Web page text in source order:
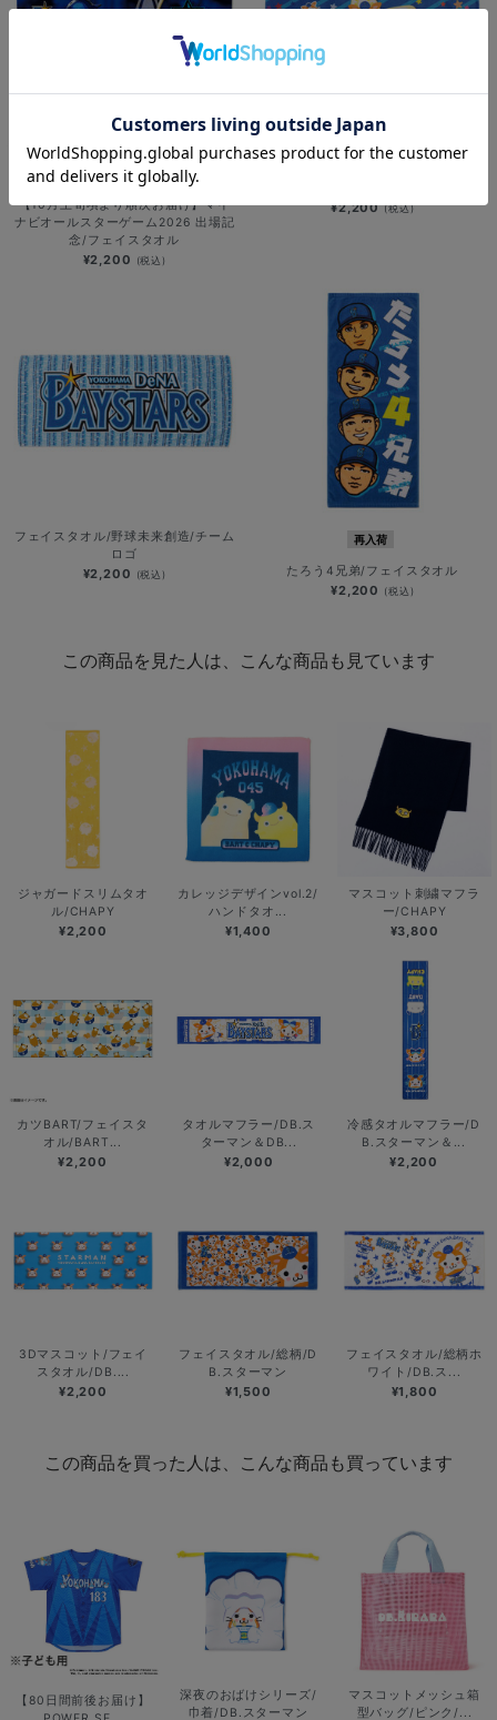
NEW
【10月上旬頃より順次お届け】マイ
ナビオールスターゲーム2026 出場記
念/フェイスタオル
¥2,200 (税込)
¥2,200(税込)
フェイスタオル/野球未来創造/チーム
ロゴ
¥2,200 (税込)
再入荷
たろう4兄弟/フェイスタオル
¥2,200 (税込)
この商品を見た人は、こんな商品も見ています
ジャガードスリムタオ
ル/CHAPY
¥2,200
カレッジデザインvol.2/
ハンドタオ...
¥1,400
マスコット刺繍マフラ
ー/CHAPY
¥3,800
カツBART/フェイスタ
オル/BART...
¥2,200
タオルマフラー/DB.ス
ターマン＆DB...
¥2,000
冷感タオルマフラー/D
B.スターマン＆...
¥2,200
3Dマスコット/フェイ
スタオル/DB....
¥2,200
フェイスタオル/総柄/D
B.スターマン
¥1,500
フェイスタオル/総柄ホ
ワイト/DB.ス...
¥1,800
この商品を買った人は、こんな商品も買っています
【80日間前後お届け】
深夜のおばけシリーズ/
巾着/DB.スターマン
マスコットメッシュ箱
型バッグ/ピンク/...